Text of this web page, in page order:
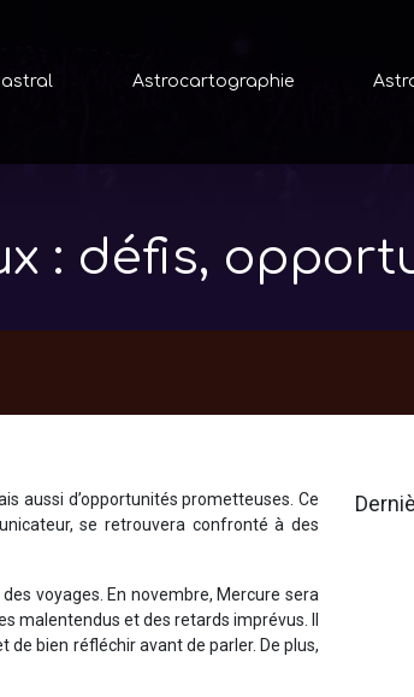
astral Astrocartographie
: défis,
aussi d’opportunités prometteuses. Ce
se retrouvera confronté à des
voyages. En novembre, Mercure sera
malentendus et des retards imprévus. Il
bien réfléchir avant de parler. De plus,